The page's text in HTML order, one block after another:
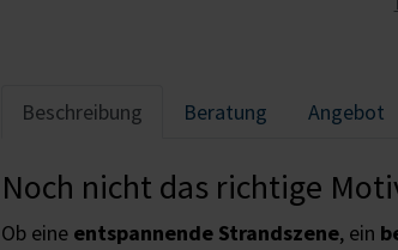
Beschreibung Beratung Angebot
Noch nicht das richtige
Ob eine entspannende Strandszene, ein